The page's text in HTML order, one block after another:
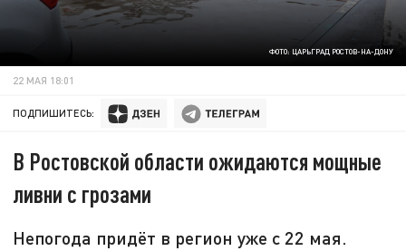
ФОТО: ЦАРЬГРАД РОСТОВ-НА-ДОНУ
22 МАЯ 18:01
ПОДПИШИТЕСЬ:
В Ростовской области ожидаются мощные
ливни с грозами
Непогода придёт в регион уже с 22 мая.